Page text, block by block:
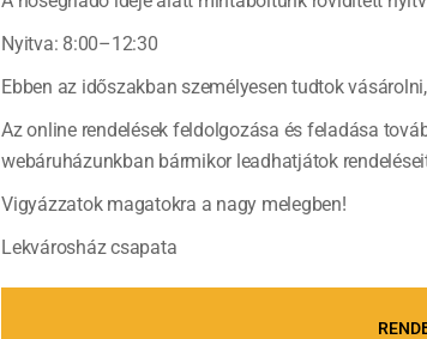
Nyitva: 8:00–12:30
Ebben az időszakban személyesen tudtok
Az online rendelések feldolgozása és feladása
webáruházunkban bármikor leadhatjátok
Vigyázzatok magatokra a nagy melegben!
Lekvárosház csapata